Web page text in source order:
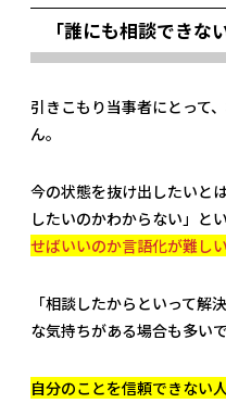
「誰にも相談できな
引きこもり当事者にとって
ん。
今の状態を抜け出したいと
したいのかわからない」と
せばいいのか言語化が難しい
「相談したからといって解
な気持ちがある場合も多いで
自分のことを信頼できない